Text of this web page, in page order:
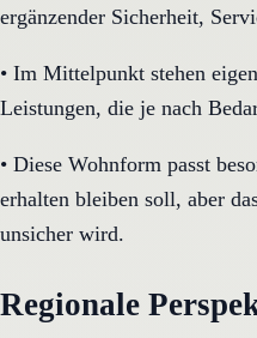
ergänzender Sicherheit,
• Im Mittelpunkt stehen
Leistungen, die je nach
• Diese Wohnform passt
erhalten bleiben soll, aber
unsicher wird.
Regionale